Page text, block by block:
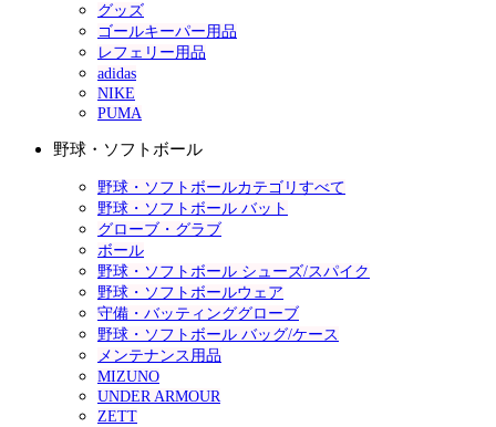
グッズ
ゴールキーパー用品
レフェリー用品
adidas
NIKE
PUMA
野球・ソフトボール
野球・ソフトボールカテゴリすべて
野球・ソフトボール バット
グローブ・グラブ
ボール
野球・ソフトボール シューズ/スパイク
野球・ソフトボールウェア
守備・バッティンググローブ
野球・ソフトボール バッグ/ケース
メンテナンス用品
MIZUNO
UNDER ARMOUR
ZETT